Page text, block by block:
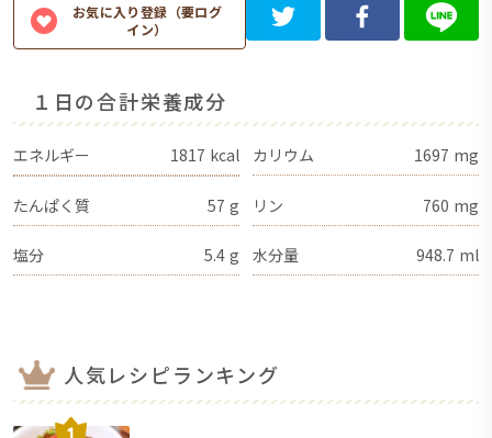
お気に入り登録（要ログ
イン）
１日の合計栄養成分
エネルギー 1817 kcal カリウム 1697 mg
たんぱく質 57 g リン 760 mg
塩分 5.4 g 水分量 948.7 ml
人気レシピランキング